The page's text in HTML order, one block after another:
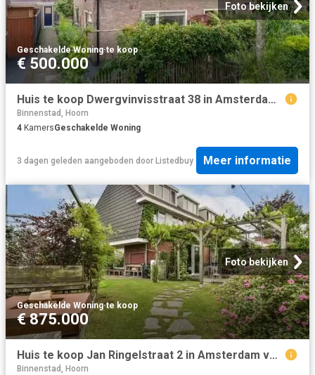
Foto bekijken
Geschakelde Woning·te koop
€ 500.000
Huis te koop Dwergvinvisstraat 38 in Amsterdam voor € 500.000
Binnenstad, Hoorn
4 KamersGeschakelde Woning
3 dagen geleden aangeboden door Listedbuy Meer informatie
Foto bekijken
Geschakelde Woning·te koop
€ 875.000
Huis te koop Jan Ringelstraat 2 in Amsterdam voor € 875.000
Binnenstad, Hoorn